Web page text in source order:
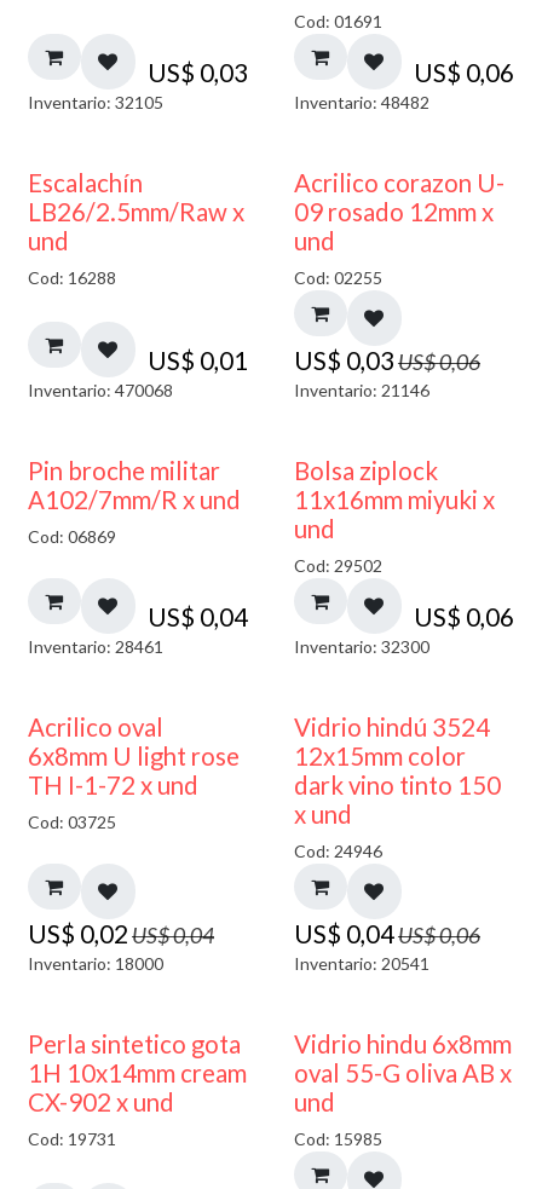
US$ 0,03
Inventario: 32105
Cod: 01691
US$ 0,06
Inventario: 48482
Escalachín
LB26/2.5mm/Raw x
und
Cod: 16288
US$ 0,01
Inventario: 470068
50% DESCUENTO
Acrilico corazon U-
09 rosado 12mm x
und
Cod: 02255
US$ 0,03US$0,06
Inventario: 21146
Pin broche militar
A102/7mm/R x und
Cod: 06869
US$ 0,04
Inventario: 28461
¡NUEVO!
Bolsa ziplock
11x16mm miyuki x
und
Cod: 29502
US$ 0,06
Inventario: 32300
50% DESCUENTO
Acrilico oval
6x8mm U light rose
TH I-1-72 x und
Cod: 03725
US$ 0,02US$0,04
Inventario: 18000
40% DESCUENTO
Vidrio hindú 3524
12x15mm color
dark vino tinto 150
x und
Cod: 24946
US$ 0,04US$0,06
Inventario: 20541
Perla sintetico gota
1H 10x14mm cream
CX-902 x und
Cod: 19731 50% DESCUENTO
Vidrio hindu 6x8mm
oval 55-G oliva AB x
und
Cod: 15985